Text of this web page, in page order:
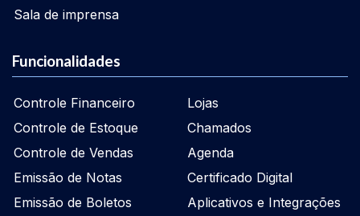
Sala de imprensa
Funcionalidades
Controle Financeiro
Controle de Estoque
Controle de Vendas
Emissão de Notas
Emissão de Boletos
Lojas
Chamados
Agenda
Certificado Digital
Aplicativos e Integrações